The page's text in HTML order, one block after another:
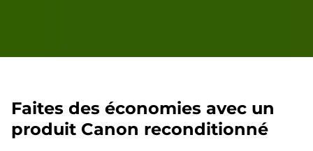
Faites des économies avec un
produit Canon reconditionné